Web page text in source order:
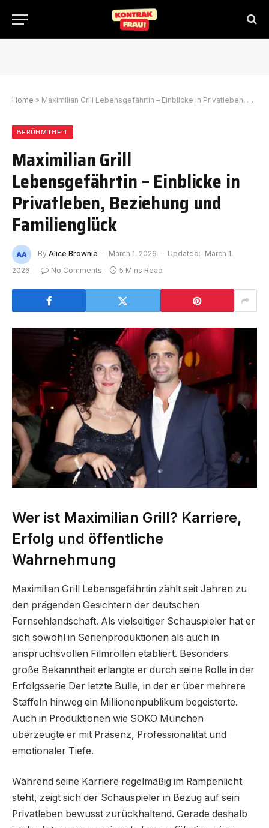
Home » Maximilian Grill Lebensgefährtin – Einblicke in Privatleben, Beziehung und Familienglück
BERÜHMTHEIT
Maximilian Grill
Lebensgefährtin – Einblicke in
Privatleben, Beziehung und
Familienglück
By Alice Brownie March 1, 2026 Updated: March 1,
2026
No Comments 5 Mins Read
Wer ist Maximilian Grill? Karriere,
Erfolg und öffentliche
Wahrnehmung
Maximilian Grill Lebensgefährtin zählt seit Jahren zu
den prägenden Gesichtern der deutschen
Fernsehlandschaft. Als vielseitiger Schauspieler hat er
sich sowohl in Serienproduktionen als auch in
anspruchsvollen Filmrollen etabliert. Besonders
große Bekanntheit erlangte er durch seine Rolle in der
Erfolgsserie Der letzte Bulle, in der er über mehrere
Staffeln hinweg ein Millionenpublikum begeisterte.
Auch in Produktionen wie SOKO München
überzeugte er mit Präsenz, Professionalität und
emotionaler Tiefe.
Während seine Karriere regelmäßig im Rampenlicht
steht, zeigt sich der Schauspieler in Bezug auf sein
Privatleben bewusst zurückhaltend. Gerade deshalb